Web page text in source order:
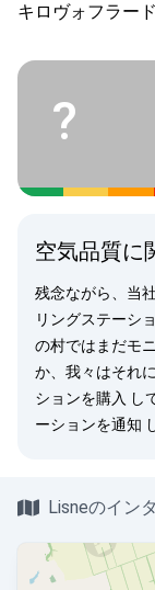
キロヴォフラー
?
空気品質に
残念ながら、当
リングステーシ
の村ではまだモ
か、我々はそれ
ションを購入 し
ーションを通知
Lisneのイン